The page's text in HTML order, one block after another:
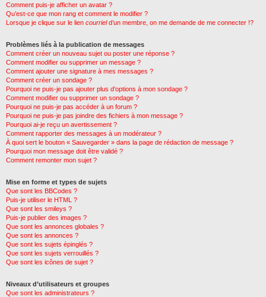
Comment puis-je afficher un avatar ?
Qu’est-ce que mon rang et comment le modifier ?
Lorsque je clique sur le lien courrield’un membre, on me demande de me connecter !?
Problèmes liés à la publication de messages
Comment créer un nouveau sujet ou poster une réponse ?
Comment modifier ou supprimer un message ?
Comment ajouter une signature à mes messages ?
Comment créer un sondage ?
Pourquoi ne puis-je pas ajouter plus d’options à mon sondage ?
Comment modifier ou supprimer un sondage ?
Pourquoi ne puis-je pas accéder à un forum ?
Pourquoi ne puis-je pas joindre des fichiers à mon message ?
Pourquoi ai-je reçu un avertissement ?
Comment rapporter des messages à un modérateur ?
À quoi sert le bouton « Sauvegarder » dans la page de rédaction de message ?
Pourquoi mon message doit être validé ?
Comment remonter mon sujet ?
Mise en forme et types de sujets
Que sont les BBCodes ?
Puis-je utiliser le HTML ?
Que sont les smileys ?
Puis-je publier des images ?
Que sont les annonces globales ?
Que sont les annonces ?
Que sont les sujets épinglés ?
Que sont les sujets verrouillés ?
Que sont les icônes de sujet ?
Niveaux d’utilisateurs et groupes
Que sont les administrateurs ?